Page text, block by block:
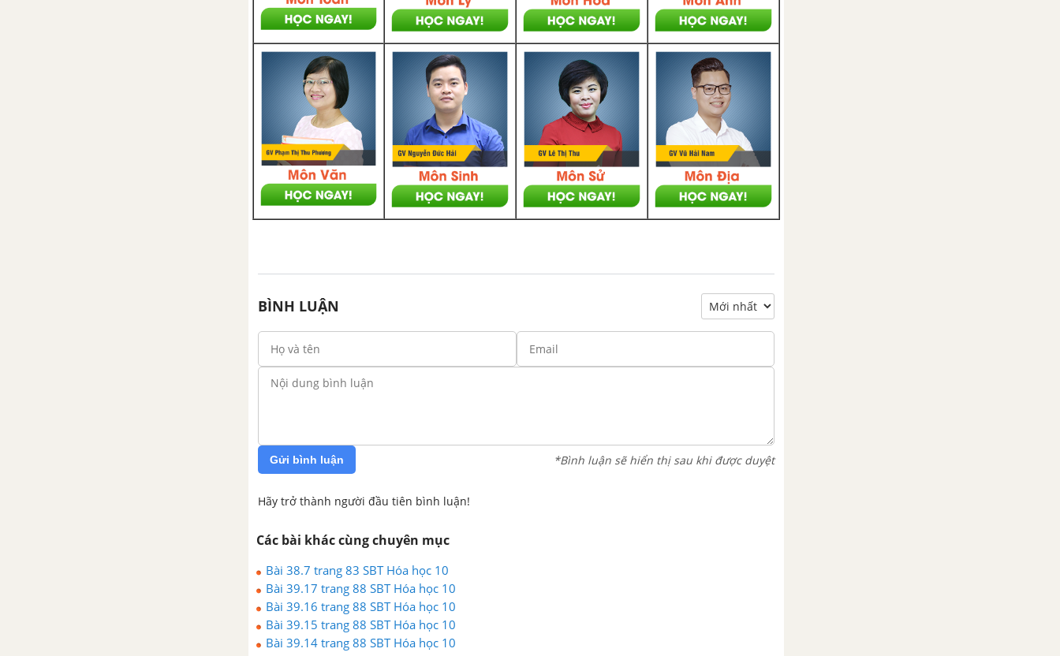
BÌNH LUẬN
Gửi bình luận *Bình luận sẽ hiển thị sau khi được duyệt
Hãy trở thành người đầu tiên bình luận!
Các bài khác cùng chuyên mục
Bài 38.7 trang 83 SBT Hóa học 10
Bài 39.17 trang 88 SBT Hóa học 10
Bài 39.16 trang 88 SBT Hóa học 10
Bài 39.15 trang 88 SBT Hóa học 10
Bài 39.14 trang 88 SBT Hóa học 10